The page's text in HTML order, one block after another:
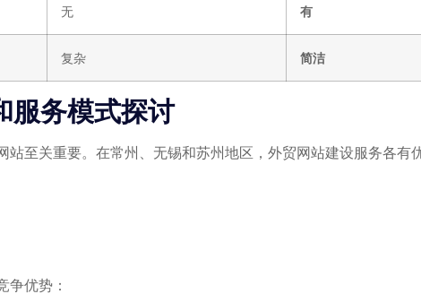
无 有
复杂 简洁
服务模式探讨
至关重要。在常州、无锡和苏州地区，外贸网站建设服务各有
优势：